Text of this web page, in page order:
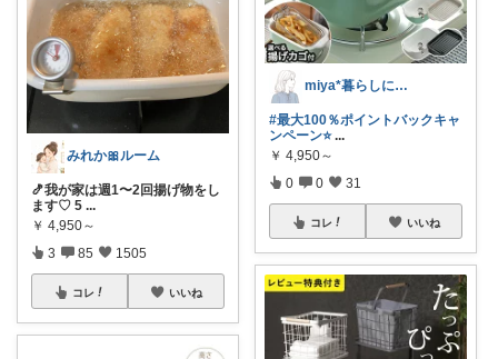
みれか🎀ルーム
🍤我が家は週1〜2回揚げ物をし
ます♡ 5 ...
￥ 4,950～
3 85 1505
コレ いいね
miya*暮らしに役立つ楽天セレクト
#最大100％ポイントバックキャ
ンペーン⭐ ...
￥ 4,950～
0 0 31
コレ いいね